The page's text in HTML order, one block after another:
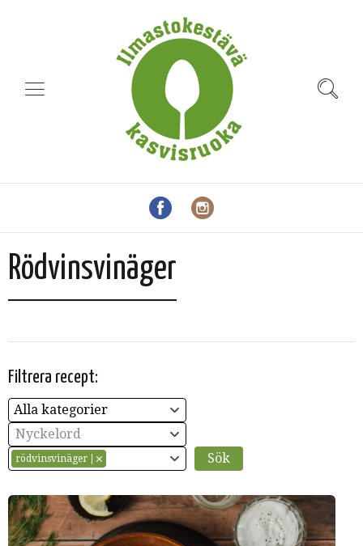
Rödvinsvinäger
Filtrera recept:
Alla kategorier
Nyckelord
rödvinsvinäger